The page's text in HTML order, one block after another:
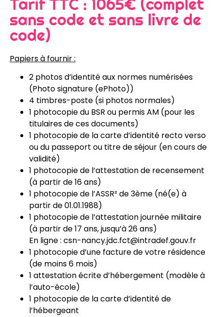
Tarif TTC : 1065€ (complet
sans code et sans livre de
code)
Papiers à fournir :
2 photos d’identité aux normes numérisées
(Photo signature (ePhoto))
4 timbres-poste (si photos normales)
1 photocopie du BSR ou permis AM (pour les
titulaires de ces documents)
1 photocopie de la carte d’identité recto verso
ou du passeport ou titre de séjour (en cours de
validité)
1 photocopie de l’attestation de recensement
(à partir de 16 ans)
1 photocopie de l’ASSR² de 3ème (né(e) à
partir de 01.01.1988)
1 photocopie de l’attestation journée militaire
(à partir de 17 ans, jusqu’à 26 ans)
En ligne : csn-nancy.jdc.fct@intradef.gouv.fr
1 photocopie d’une facture de votre résidence
(de moins 6 mois)
1 attestation écrite d’hébergement (modèle à
l’auto-école)
1 photocopie de la carte d’identité de
l’hébergeant